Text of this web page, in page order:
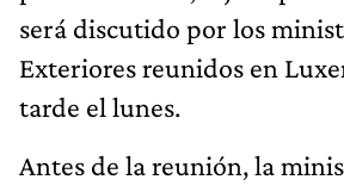
será discutido por los
Exteriores reunidos en
tarde el lunes.
Antes de la reunión, la